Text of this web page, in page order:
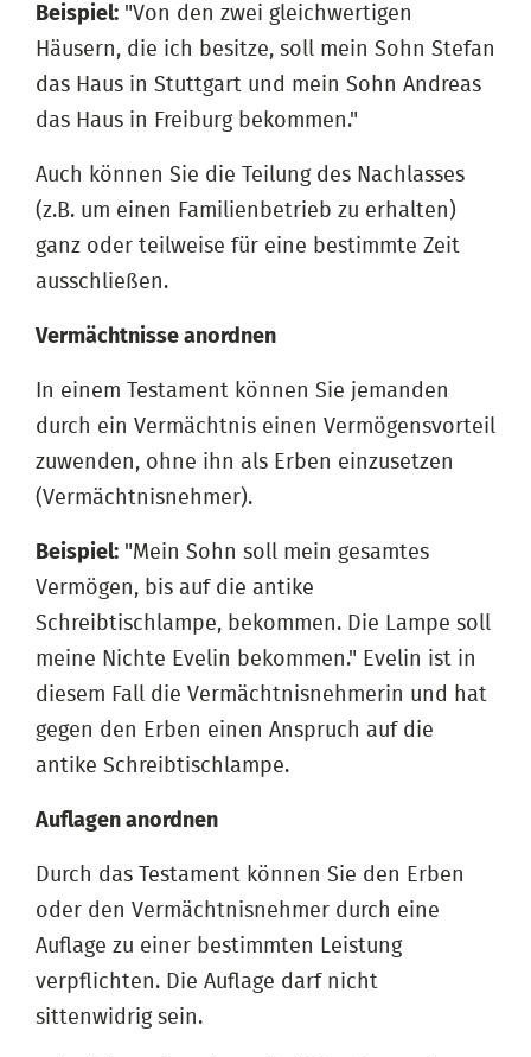
Beispiel: "Von den zwei gleichwertigen
Häusern, die ich besitze, soll mein Sohn Stefan
das Haus in Stuttgart und mein Sohn Andreas
das Haus in Freiburg bekommen."
Auch können Sie die Teilung des Nachlasses
(z.B. um einen Familienbetrieb zu erhalten)
ganz oder teilweise für eine bestimmte Zeit
ausschließen.
Vermächtnisse anordnen
In einem Testament können Sie jemanden
durch ein Vermächtnis einen Vermögensvorteil
zuwenden, ohne ihn als Erben einzusetzen
(Vermächtnisnehmer).
Beispiel: "Mein Sohn soll mein gesamtes
Vermögen, bis auf die antike
Schreibtischlampe, bekommen. Die Lampe soll
meine Nichte Evelin bekommen." Evelin ist in
diesem Fall die Vermächtnisnehmerin und hat
gegen den Erben einen Anspruch auf die
antike Schreibtischlampe.
Auflagen anordnen
Durch das Testament können Sie den Erben
oder den Vermächtnisnehmer durch eine
Auflage zu einer bestimmten Leistung
verpflichten. Die Auflage darf nicht
sittenwidrig sein.